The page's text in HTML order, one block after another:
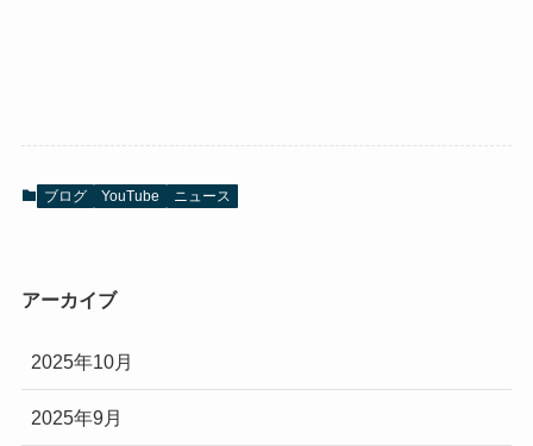
ブログ YouTube ニュース
アーカイブ
2025年10月
2025年9月